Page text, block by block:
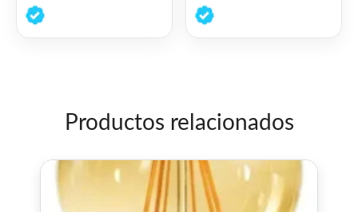
0
de
0
de
Productos relacionados